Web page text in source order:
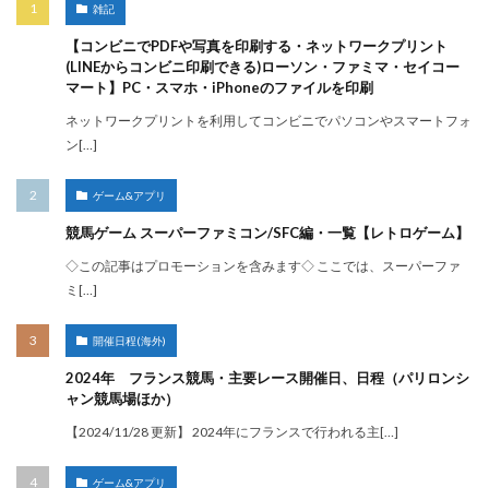
雑記
【コンビニでPDFや写真を印刷する・ネットワークプリント
(LINEからコンビニ印刷できる)ローソン・ファミマ・セイコー
マート】PC・スマホ・iPhoneのファイルを印刷
ネットワークプリントを利用してコンビニでパソコンやスマートフォ
ン[…]
ゲーム&アプリ
競馬ゲーム スーパーファミコン/SFC編・一覧【レトロゲーム】
◇この記事はプロモーションを含みます◇ ここでは、スーパーファ
ミ[…]
開催日程(海外)
2024年 フランス競馬・主要レース開催日、日程（パリロンシ
ャン競馬場ほか）
【2024/11/28 更新】 2024年にフランスで行われる主[…]
ゲーム&アプリ